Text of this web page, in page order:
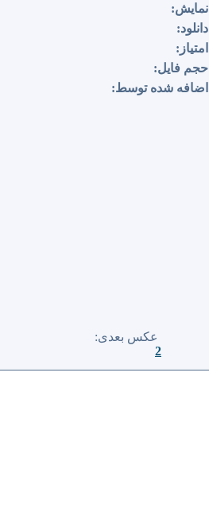
نمایش:
دانلود:
امتیاز:
حجم فایل:
اضافه شده توسط:
عكس بعدی:
2